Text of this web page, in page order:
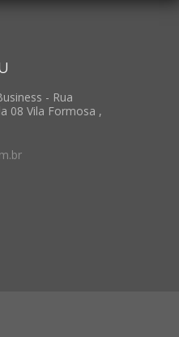
- Rua
08 Vila Formosa ,